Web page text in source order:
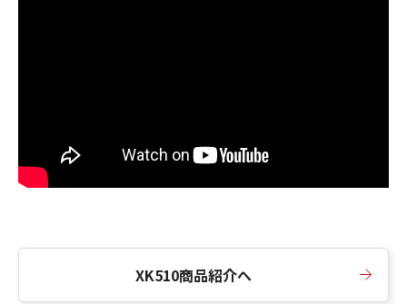
XK510商品紹介へ